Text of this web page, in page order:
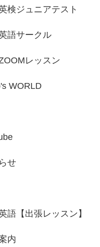
検ジュニアテスト
語サークル
レッスン
WORLD
せ
語【出張レッスン】
内